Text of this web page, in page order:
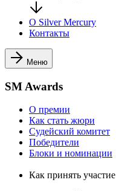
О Silver Mercury
Контакты
Меню
SM Awards
О премии
Как стать жюри
Судейский комитет
Победители
Блоки и номинации
Как принять участие